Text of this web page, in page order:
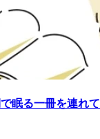
眠る一冊を連れ